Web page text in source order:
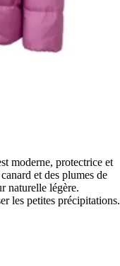
moderne, protectrice et
et des plumes de
naturelle légère.
les petites précipitations.